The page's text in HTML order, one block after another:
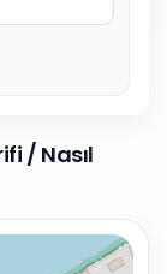
/ Nasıl